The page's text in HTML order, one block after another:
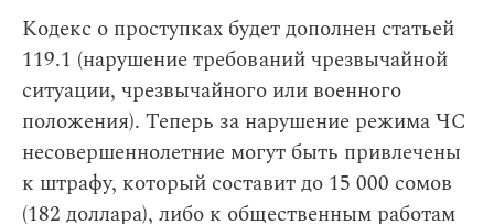
Кодекс о проступках будет дополнен статьей
119.1 (нарушение требований чрезвычайной
ситуации, чрезвычайного или военного
положения). Теперь за нарушение режима ЧС
несовершеннолетние могут быть привлечены
к штрафу, который составит до 15 000 сомов
(182 доллара), либо к общественным работам